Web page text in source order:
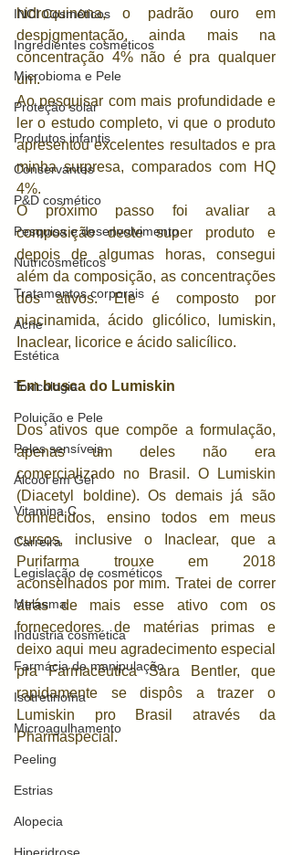
INCI Cosméticos
Ingredientes cosméticos
Microbioma e Pele
Proteção solar
Produtos infantis
Conservantes
P&D cosmético
Pesquisa e desenvolvimento
Nutricosméticos
Tratamentos corporais
Acne
Estética
Toxicologia
Poluição e Pele
Peles sensíveis
Álcool em Gel
Vitamina C
Carreira
Legislação de cosméticos
Melasma
Indústria cosmética
Farmácia de manipulação
Isotretinoína
Microagulhamento
Peeling
Estrias
Alopecia
hidroquinona, o padrão ouro em
despigmentação, ainda mais na
concentração 4% não é pra qualquer
um.
Ao pesquisar com mais profundidade e
ler o estudo completo, vi que o produto
apresentou excelentes resultados e pra
minha surpresa, comparados com HQ
4%.
O próximo passo foi avaliar a
composição deste super produto e
depois de algumas horas, consegui
além da composição, as concentrações
dos ativos. Ele é composto por
niacinamida, ácido glicólico, lumiskin,
Inaclear, licorice e ácido salicílico.
Em busca do Lumiskin
Dos ativos que compõe a formulação,
apenas um deles não era
comercializado no Brasil. O Lumiskin
(Diacetyl boldine). Os demais já são
conhecidos, ensino todos em meus
cursos, inclusive o Inaclear, que a
Purifarma trouxe em 2018
aconselhados por mim. Tratei de correr
atrás de mais esse ativo com os
fornecedores de matérias primas e
deixo aqui meu agradecimento especial
pra Farmacêutica Sara Bentler, que
rapidamente se dispôs a trazer o
Lumiskin pro Brasil através da
Pharmaspecial.